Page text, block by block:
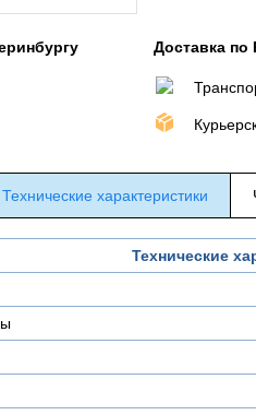
Доставка по
Технические характеристики
Технические